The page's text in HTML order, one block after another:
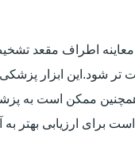
معاینه اطراف مقعد
شود.این ابزار
ممکن است به
برای ارزیابی بهتر به